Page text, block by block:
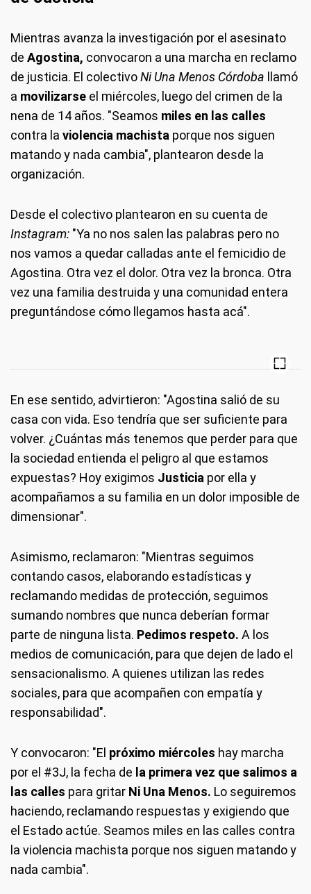
Mientras avanza la investigación por el asesinato
de Agostina, convocaron a una marcha en reclamo
de justicia. El colectivoNi Una Menos Córdoba llamó
a movilizarse el miércoles, luego del crimen de la
nena de 14 años. "Seamos miles en las calles
contra la violencia machista porque nos siguen
matando y nada cambia", plantearon desde la
organización.
Desde el colectivo plantearon en su cuenta de
Instagram: "Ya no nos salen las palabras pero no
nos vamos a quedar calladas ante el femicidio de
Agostina. Otra vez el dolor. Otra vez la bronca. Otra
vez una familia destruida y una comunidad entera
preguntándose cómo llegamos hasta acá".
En ese sentido, advirtieron: "Agostina salió de su
casa con vida. Eso tendría que ser suficiente para
volver. ¿Cuántas más tenemos que perder para que
la sociedad entienda el peligro al que estamos
expuestas? Hoy exigimos Justicia por ella y
acompañamos a su familia en un dolor imposible de
dimensionar".
Asimismo, reclamaron: "Mientras seguimos
contando casos, elaborando estadísticas y
reclamando medidas de protección, seguimos
sumando nombres que nunca deberían formar
parte de ninguna lista. Pedimos respeto. A los
medios de comunicación, para que dejen de lado el
sensacionalismo. A quienes utilizan las redes
sociales, para que acompañen con empatía y
responsabilidad".
Y convocaron: "El próximo miércoles hay marcha
por el #3J, la fecha de la primera vez que salimos a
las calles para gritar Ni Una Menos. Lo seguiremos
haciendo, reclamando respuestas y exigiendo que
el Estado actúe. Seamos miles en las calles contra
la violencia machista porque nos siguen matando y
nada cambia".